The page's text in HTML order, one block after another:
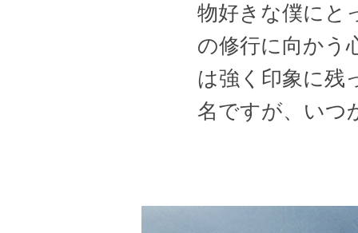
物好きな僕にと
の修行に向かう
は強く印象に残
名ですが、いつ